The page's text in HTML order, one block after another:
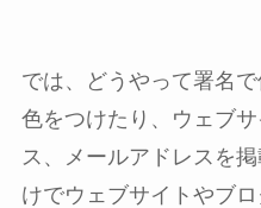
では、どうやって署名
色をつけたり、ウェブ
ス、メールアドレスを
けでウェブサイトやブ